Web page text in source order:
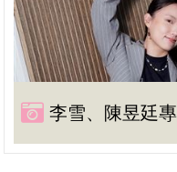
李雪、陳昱廷